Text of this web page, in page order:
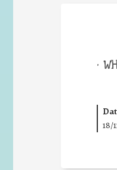
•
18/